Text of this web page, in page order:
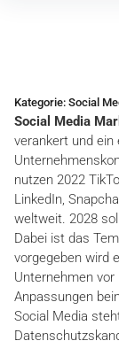
Kategorie: Social
Social Media
verankert und
nutzen 2022
LinkedIn,
weltweit. 2028
Dabei ist das
vorgegeben wird
Unternehmen
Anpassungen
Social Media